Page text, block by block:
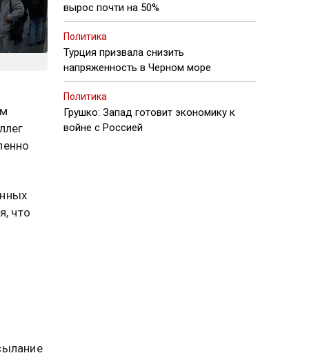
что
вырос почти на 50%
Политика
Турция призвала снизить
напряженность в Черном море
Политика
Грушко: Запад готовит экономику к
войне с Россией